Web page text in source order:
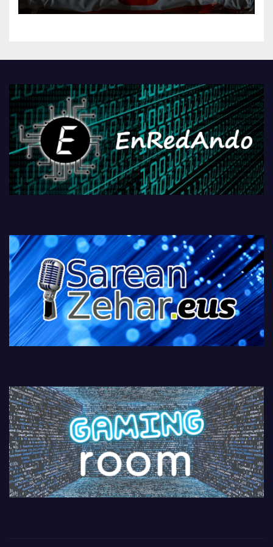
kontrola, Googleri behin
PlayStationeko bideojoko